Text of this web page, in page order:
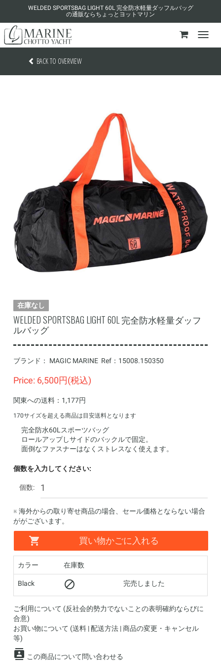
WELDED SPORTSBAG LIGHT 60L 完全防水軽量ダッフルバッグ
の通販ならちょっとヨットマリン
BACK TO OVERVIEW
在庫なし
WELDED SPORTSBAG LIGHT 60L 完全防水軽量ダッフ
ルバッグ
ブランド： MAGIC MARINE Ref： 15008.150350
Price: 6,500円(税込)
関東への送料：1,177円
170サイズを超える商品は目安送料となります
完全防水60Lスポーツバッグ
ロールアップしサイドのバックルで固定。
面倒なファスナーはなくストレスなく使えます。
個数を入力してください:
個数:
※ 海外からの取り寄せ商品の場合、セール価格とならない場合
ががございます。
買い物かごに入れる
カラー 在庫数
Black 完売しました
ご利用について (反社会的勢力でないことの表明確約ならびに
合意)
お買い物について (送料 | 配送方法 | 商品の変更・キャンセル
等)
この商品について問い合わせる